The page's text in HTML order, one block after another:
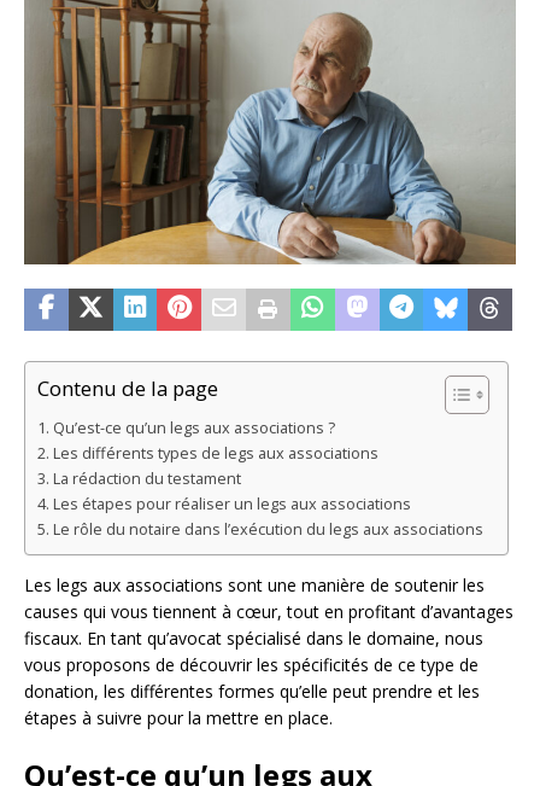
Contenu de la page
Qu’est-ce qu’un legs aux associations ?
Les différents types de legs aux associations
La rédaction du testament
Les étapes pour réaliser un legs aux associations
Le rôle du notaire dans l’exécution du legs aux associations
Les legs aux associations sont une manière de soutenir les
causes qui vous tiennent à cœur, tout en profitant d’avantages
fiscaux. En tant qu’avocat spécialisé dans le domaine, nous
vous proposons de découvrir les spécificités de ce type de
donation, les différentes formes qu’elle peut prendre et les
étapes à suivre pour la mettre en place.
Qu’est-ce qu’un legs aux